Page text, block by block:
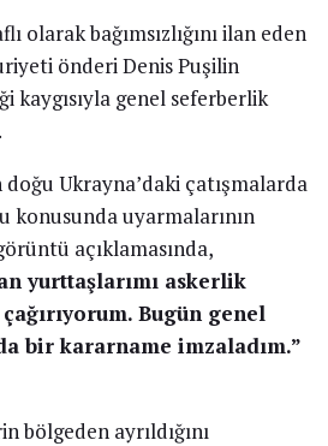
olarak bağımsızlığını ilan eden
önderi Denis Puşilin
kaygısıyla genel seferberlik
Ukrayna’daki çatışmalarda
konusunda uyarmalarının
açıklamasında,
yurttaşlarımı askerlik
Bugün genel
bir kararname imzaladım.”
bölgeden ayrıldığını